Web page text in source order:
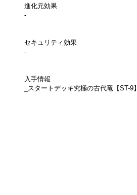
進化元効果
-
セキュリティ効果
-
入手情報
_スタートデッキ究極の古代竜【ST-9】